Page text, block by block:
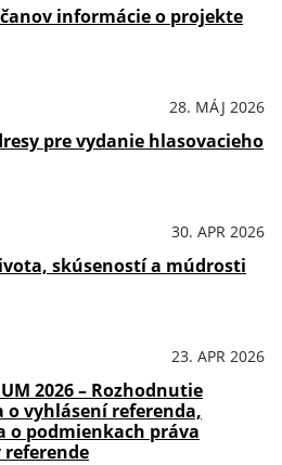
informácie o projekte
28. MÁJ 2026
pre vydanie hlasovacieho
30. APR 2026
skúseností a múdrosti
23. APR 2026
2026 – Rozhodnutie
o vyhlásení referenda,
o podmienkach práva